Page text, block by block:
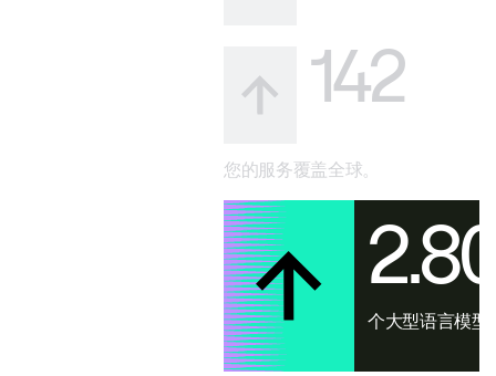
142
您的服务覆盖全球。
个大型语言模型